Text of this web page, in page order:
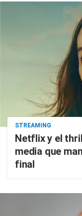
STREAMING
Netflix y el
media que
final